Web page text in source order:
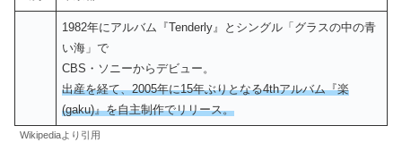
1982年にアルバム『Tenderly』とシングル「グラスの中の青
い海」で
CBS・ソニーからデビュー。
出産を経て、2005年に15年ぶりとなる4thアルバム『楽
(gaku)』を自主制作でリリース。
Wikipediaより引用